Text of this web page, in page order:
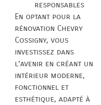
responsables
En optant pour la
rénovation Chevry
Cossigny, vous
investissez dans
l’avenir en créant un
intérieur moderne,
fonctionnel et
esthétique, adapté à